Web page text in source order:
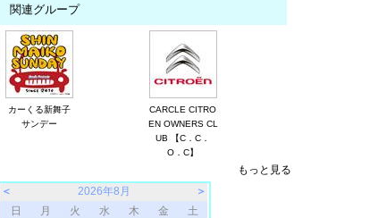
関連グループ
カーくる新舞子
サンデー
CARCLE CITRO
EN OWNERS CL
UB 【C．C．
O．C】
もっと見る
＜
2026年8月
＞
日
月 火 水 木 金 土